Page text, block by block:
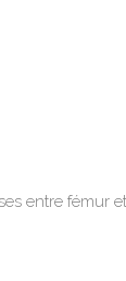
entre fémur